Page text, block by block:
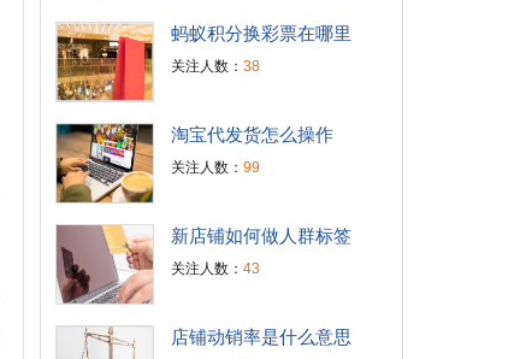
蚂蚁积分换彩票在哪里
关注人数： 38
淘宝代发货怎么操作
关注人数： 99
新店铺如何做人群标签
关注人数： 43
店铺动销率是什么意思